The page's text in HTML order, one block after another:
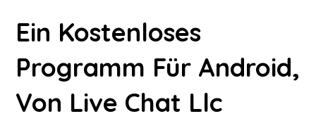
Ein Kostenloses
Programm Für Android,
Von Live Chat Llc